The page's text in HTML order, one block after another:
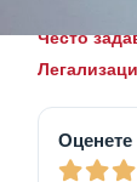
Често
Оценете